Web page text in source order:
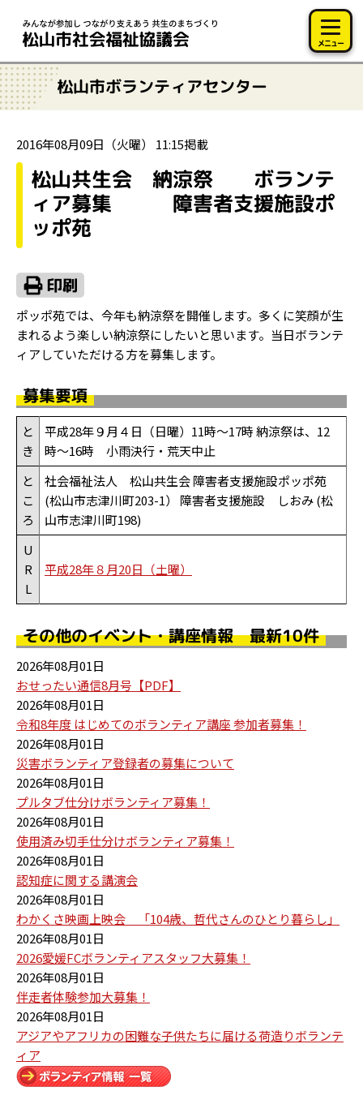
メニュー
松山市ボランティアセンター
2016年08月09日（火曜） 11:15掲載
松山共生会 納涼祭 ボランテ
ィア募集 障害者支援施設ポ
ッポ苑
ポッポ苑では、今年も納涼祭を開催します。多くに笑顔が生
まれるよう楽しい納涼祭にしたいと思います。当日ボランテ
ィアしていただける方を募集します。
募集要項
と
き
平成28年９月４日（日曜）11時～17時 納涼祭は、12
時～16時 小雨決行・荒天中止
と
こ
ろ
社会福祉法人 松山共生会 障害者支援施設ポッポ苑
(松山市志津川町203-1） 障害者支援施設 しおみ (松
山市志津川町198)
U
R
L
平成28年８月20日（土曜）
その他のイベント・講座情報 最新10件
2026年08月01日
おせったい通信8月号【PDF】
2026年08月01日
令和8年度 はじめてのボランティア講座 参加者募集！
2026年08月01日
災害ボランティア登録者の募集について
2026年08月01日
プルタブ仕分けボランティア募集！
2026年08月01日
使用済み切手仕分けボランティア募集！
2026年08月01日
認知症に関する講演会
2026年08月01日
わかくさ映画上映会 「104歳、哲代さんのひとり暮らし」
2026年08月01日
2026愛媛FCボランティアスタッフ大募集！
2026年08月01日
伴走者体験参加大募集！
2026年08月01日
アジアやアフリカの困難な子供たちに届ける荷造りボランテ
ィア